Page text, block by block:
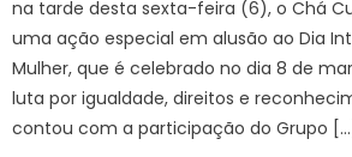
na tarde desta sexta-feira (6), o Chá
uma ação especial em alusão ao Dia
Mulher, que é celebrado no dia 8 de
luta por igualdade, direitos e
contou com a participação do Grupo